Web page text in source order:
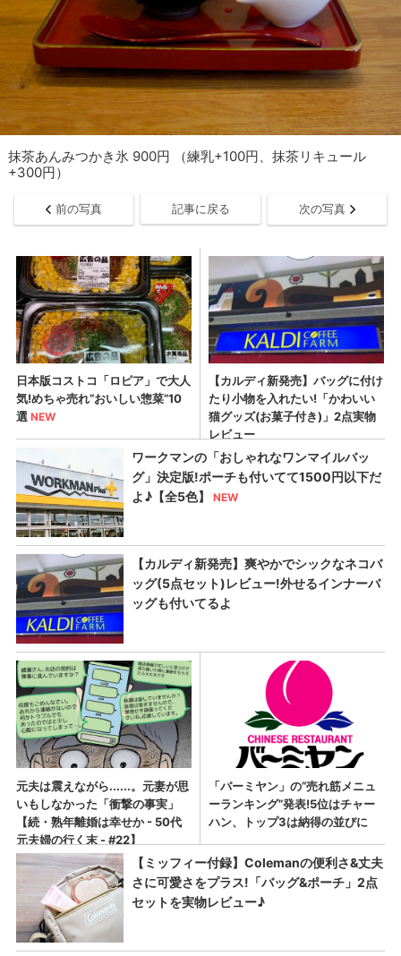
抹茶あんみつかき氷 900円 （練乳+100円、抹茶リキュール
+300円）
前の写真 記事に戻る 次の写真